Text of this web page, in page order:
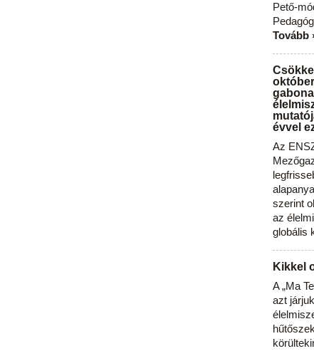
Pető-
Tovább
évvel
Az
szerint
az
globális
Kikkel
A „Ma
azt